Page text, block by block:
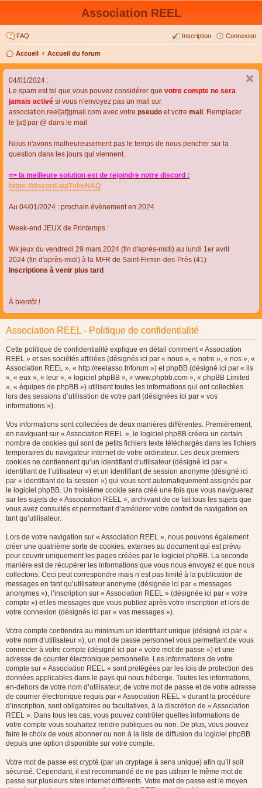
Association REEL
FAQ Connexion
Inscription
Accueil Accueil du forum
04/01/2024 :
Le spam est tel que vous pouvez considérer que votre compte ne sera
jamais activé si vous n'envoyez pas un mail sur
association.reel[at]gmail.com avec votre pseudo et votre mail . Remplacer
le [at] par @ dans le mail.
Nous n'avons malheureusement pas le temps de nous pencher sur la
question dans les jours qui viennent.
=> la meilleure solution est de rejoindre notre discord :
https://discord.gg/TvhyNAQ
Au 04/01/2024 : prochain évènement en 2024
Week-end JEUX de Printemps :
Wk jeux du vendredi 29 mars 2024 (fin d'après-midi) au lundi 1er avril
2024 (fin d'après-midi) à la MFR de Saint-Firmin-des-Près (41)
Inscriptions à venir plus tard
À bientôt !
Association REEL - Politique de confidentialité
Cette politique de confidentialité explique en détail comment « Association
REEL » et ses sociétés affiliées (désignés ici par « nous », « notre », « nos », «
Association REEL », « http://reelasso.fr/forum ») et phpBB (désigné ici par « ils
», « eux », « leur », « logiciel phpBB », « www.phpbb.com », « phpBB Limited
», « équipes de phpBB ») utilisent toutes les informations qui ont collectées
lors des sessions d’utilisation de votre part (désignées ici par « vos
informations »).
Vos informations sont collectées de deux manières différentes. Premièrement,
en naviguant sur « Association REEL », le logiciel phpBB créera un certain
nombre de cookies qui sont de petits fichiers texte téléchargés dans les fichiers
temporaires du navigateur internet de votre ordinateur. Les deux premiers
cookies ne contiennent qu’un identifiant d’utilisateur (désigné ici par «
identifiant de l’utilisateur ») et un identifiant de session anonyme (désigné ici
par « identifiant de la session ») qui vous sont automatiquement assignés par
le logiciel phpBB. Un troisième cookie sera créé une fois que vous naviguerez
sur les sujets de « Association REEL », archivant de ce fait tous les sujets que
vous avez consultés et permettant d’améliorer votre confort de navigation en
tant qu’utilisateur.
Lors de votre navigation sur « Association REEL », nous pouvons également
créer une quatrième sorte de cookies, externes au document qui est prévu
pour couvrir uniquement les pages créées par le logiciel phpBB. La seconde
manière est de récupérer les informations que vous nous envoyez et que nous
collectons. Ceci peut correspondre mais n’est pas limité à la publication de
messages en tant qu’utilisateur anonyme (désignée ici par « messages
anonymes »), l’inscription sur « Association REEL » (désignée ici par « votre
compte ») et les messages que vous publiez après votre inscription et lors de
votre connexion (désignés ici par « vos messages »).
Votre compte contiendra au minimum un identifiant unique (désigné ici par «
votre nom d’utilisateur »), un mot de passe personnel vous permettant de vous
connecter à votre compte (désigné ici par « votre mot de passe ») et une
adresse de courrier électronique personnelle. Les informations de votre
compte sur « Association REEL » sont protégées par les lois de protection des
données applicables dans le pays qui nous héberge. Toutes les informations,
en-dehors de votre nom d’utilisateur, de votre mot de passe et de votre adresse
de courrier électronique requis par « Association REEL » durant la procédure
d’inscription, sont obligatoires ou facultatives, à la discrétion de « Association
REEL ». Dans tous les cas, vous pouvez contrôler quelles informations de
votre compte vous souhaitez rendre publiques ou non. De plus, vous pouvez
faire le choix de vous abonner ou non à la liste de diffusion du logiciel phpBB
depuis une option disponible sur votre compte.
Votre mot de passe est crypté (par un cryptage à sens unique) afin qu’il soit
sécurisé. Cependant, il est recommandé de ne pas utiliser le même mot de
passe sur plusieurs sites internet différents. Votre mot de passe est le moyen